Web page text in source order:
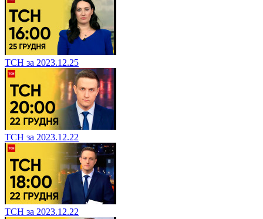
ТСН за 2023.12.25
ТСН за 2023.12.22
ТСН за 2023.12.22